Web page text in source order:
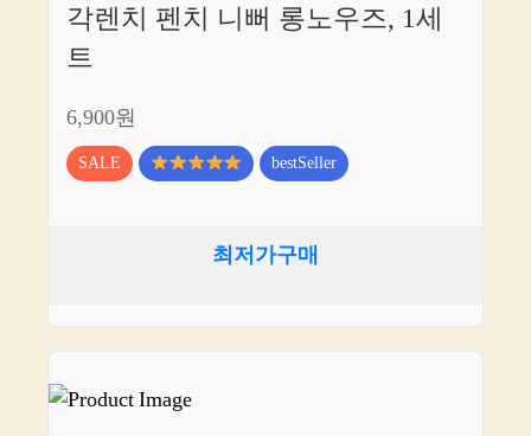
각렌치 펜치 니뻐 롱노우즈, 1세
트
6,900원
SALE bestSeller
최저가구매